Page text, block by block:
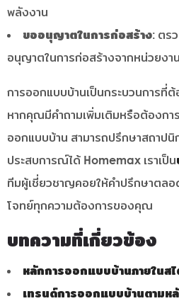
พลังงาน
ขออนุญาตในการก่อสร้าง: ตร
อนุญาตในการก่อสร้างจากหน่วยงา
การออกแบบบ้านเป็นกระบวนการที่ต้
หากคุณมีคำถามเพิ่มเติมหรือต้องกา
ออกแบบบ้าน สามารถปรึกษาสถาปนิ
ประสบการณ์ได้ Homemax เราเป็น
ทีมผู้เชี่ยวชาญคอยให้คำปรึกษาตลอ
โจทย์ทุกความต้องการของคุณ
บทความที่เกี่ยวข้อง
หลักการออกแบบบ้านภายในส
เทรนด์การออกแบบบ้านตามห